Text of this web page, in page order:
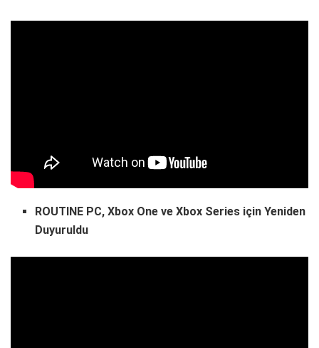
ROUTINE PC, Xbox One ve Xbox Series için Yeniden
Duyuruldu